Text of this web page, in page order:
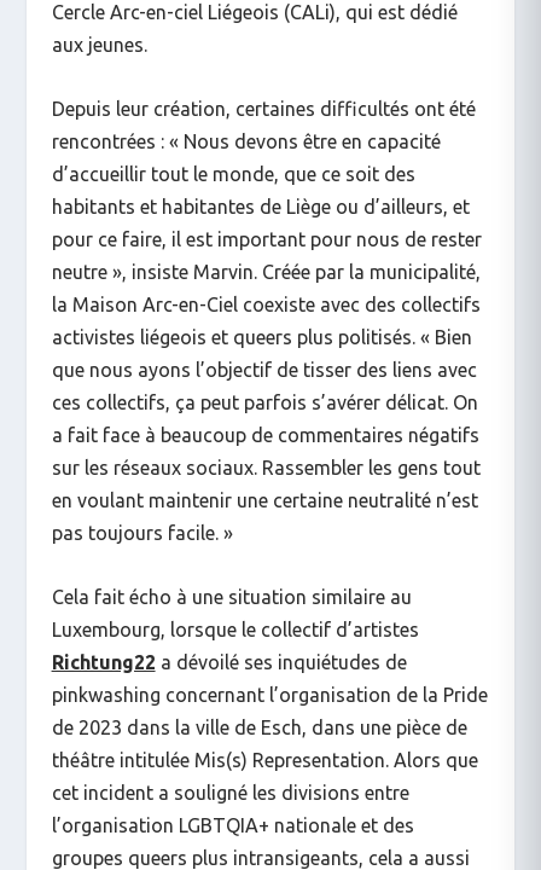
Cercle Arc-en-ciel Liégeois (CALi), qui est dédié
aux jeunes.
Depuis leur création, certaines difficultés ont été
rencontrées : « Nous devons être en capacité
d’accueillir tout le monde, que ce soit des
habitants et habitantes de Liège ou d’ailleurs, et
pour ce faire, il est important pour nous de rester
neutre », insiste Marvin. Créée par la municipalité,
la Maison Arc-en-Ciel coexiste avec des collectifs
activistes liégeois et queers plus politisés. « Bien
que nous ayons l’objectif de tisser des liens avec
ces collectifs, ça peut parfois s’avérer délicat. On
a fait face à beaucoup de commentaires négatifs
sur les réseaux sociaux. Rassembler les gens tout
en voulant maintenir une certaine neutralité n’est
pas toujours facile. »
Cela fait écho à une situation similaire au
Luxembourg, lorsque le collectif d’artistes
Richtung22 a dévoilé ses inquiétudes de
pinkwashing concernant l’organisation de la Pride
de 2023 dans la ville de Esch, dans une pièce de
théâtre intitulée Mis(s) Representation. Alors que
cet incident a souligné les divisions entre
l’organisation LGBTQIA+ nationale et des
groupes queers plus intransigeants, cela a aussi